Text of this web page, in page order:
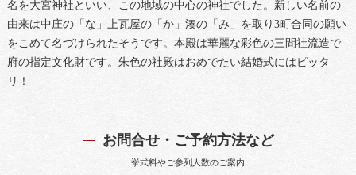
名を大宮神社といい、この地域の中心の神社でした。新しい名前の
由来は中庄の「な」上瓦屋の「か」湊の「み」を取り3町合同の願い
をこめて名づけられたそうです。本殿は華麗な彩色の三間社流造で
府の指定文化財です。朱色の社殿はおめでたい結婚式にはピッタ
リ！
お問合せ・ご予約方法など
挙式料やご参列人数のご案内